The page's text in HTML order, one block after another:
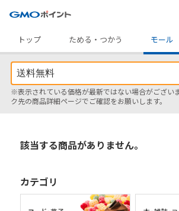
トップ
ためる・つかう モール
※表示されている価格が最新ではない場合がござい
ク先の商品詳細ページでご確認をお願いします。
該当する商品がありません。
カテゴリ